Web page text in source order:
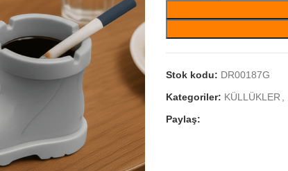
Stok kodu: DR00187G
Kategoriler: KÜLLÜKLER
Paylaş: